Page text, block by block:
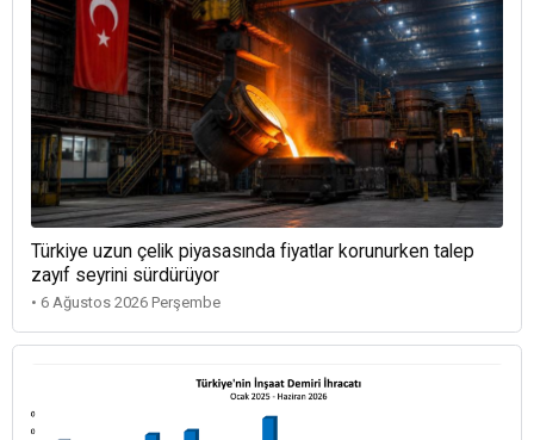
Türkiye uzun çelik piyasasında fiyatlar korunurken talep
zayıf seyrini sürdürüyor
• 6 Ağustos 2026 Perşembe